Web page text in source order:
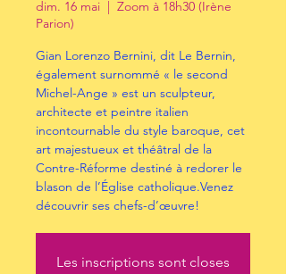
dim. 16 mai
  |
Zoom à 18h30 (Irène
Parion)
Gian Lorenzo Bernini, dit Le Bernin,
également surnommé « le second
Michel-Ange » est un sculpteur,
architecte et peintre italien
incontournable du style baroque, cet
art majestueux et théâtral de la
Contre-Réforme destiné à redorer le
blason de l’Église catholique.Venez
découvrir ses chefs-d’œuvre!
Les inscriptions sont closes